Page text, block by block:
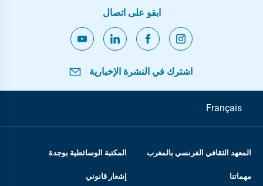
ابقو على اتصال
اشترك في النشرة الإخبارية
Français
المعهد الثقافي الفرنسي بالمغرب المكتبة الوسائطية بوجدة
مهماتنا إشعار قانوني